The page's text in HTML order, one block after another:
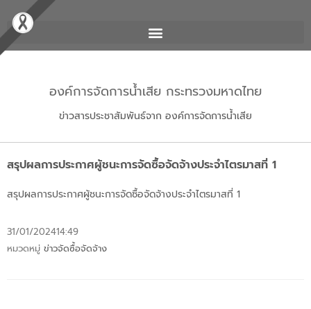
องค์การจัดการน้ำเสีย กระทรวงมหาดไทย
ข่าวสารประชาสัมพันธ์จาก องค์การจัดการน้ำเสีย
สรุปผลการประกาศผู้ชนะการจัดซื้อจัดจ้างประจำไตรมาสที่ 1
สรุปผลการประกาศผู้ชนะการจัดซื้อจัดจ้างประจำไตรมาสที่ 1
31/01/202414:49
หมวดหมู่ ข่าวจัดซื้อจัดจ้าง